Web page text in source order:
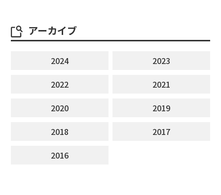
アーカイブ
2024
2023
2022
2021
2020
2019
2018
2017
2016